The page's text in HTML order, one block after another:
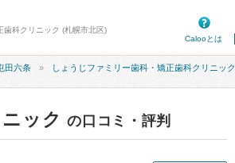
科クリニック (札幌市北区)
Calooとは
田六条 しょうじファミリー歯科・矯正歯科クリニック
ック の口コミ・評判